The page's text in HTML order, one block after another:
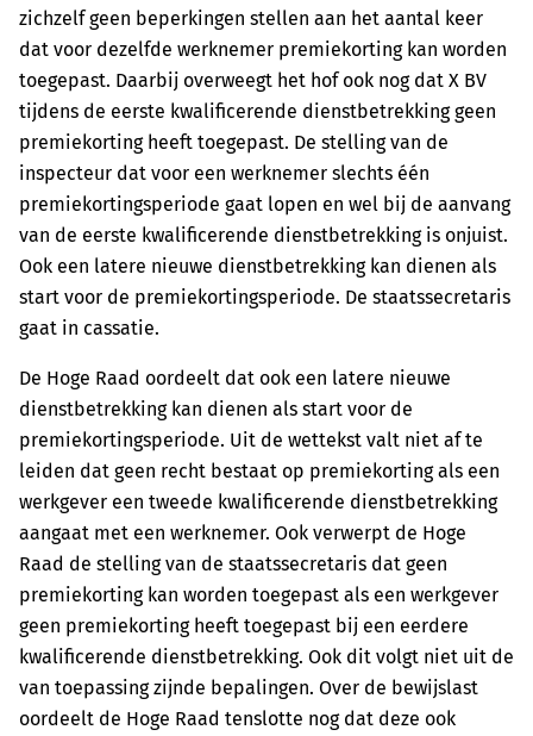
zichzelf geen beperkingen stellen aan het aantal keer
dat voor dezelfde werknemer premiekorting kan worden
toegepast. Daarbij overweegt het hof ook nog dat X BV
tijdens de eerste kwalificerende dienstbetrekking geen
premiekorting heeft toegepast. De stelling van de
inspecteur dat voor een werknemer slechts één
premiekortingsperiode gaat lopen en wel bij de aanvang
van de eerste kwalificerende dienstbetrekking is onjuist.
Ook een latere nieuwe dienstbetrekking kan dienen als
start voor de premiekortingsperiode. De staatssecretaris
gaat in cassatie.
De Hoge Raad oordeelt dat ook een latere nieuwe
dienstbetrekking kan dienen als start voor de
premiekortingsperiode. Uit de wettekst valt niet af te
leiden dat geen recht bestaat op premiekorting als een
werkgever een tweede kwalificerende dienstbetrekking
aangaat met een werknemer. Ook verwerpt de Hoge
Raad de stelling van de staatssecretaris dat geen
premiekorting kan worden toegepast als een werkgever
geen premiekorting heeft toegepast bij een eerdere
kwalificerende dienstbetrekking. Ook dit volgt niet uit de
van toepassing zijnde bepalingen. Over de bewijslast
oordeelt de Hoge Raad tenslotte nog dat deze ook